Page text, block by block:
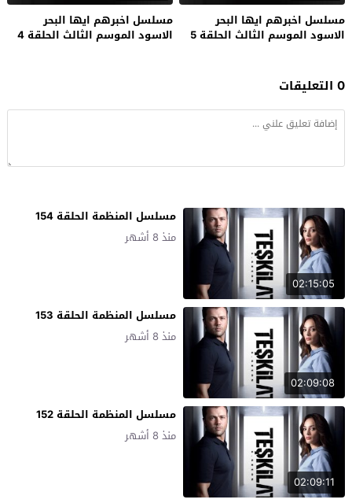
مسلسل اخبرهم ايها البحر
الاسود الموسم الثالث الحلقة 5
مسلسل اخبرهم ايها البحر
الاسود الموسم الثالث الحلقة 4
0 التعليقات
02:15:05
مسلسل المنظمة الحلقة 154
منذ 8 أشهر
02:09:08
مسلسل المنظمة الحلقة 153
منذ 8 أشهر
02:09:11
مسلسل المنظمة الحلقة 152
منذ 8 أشهر